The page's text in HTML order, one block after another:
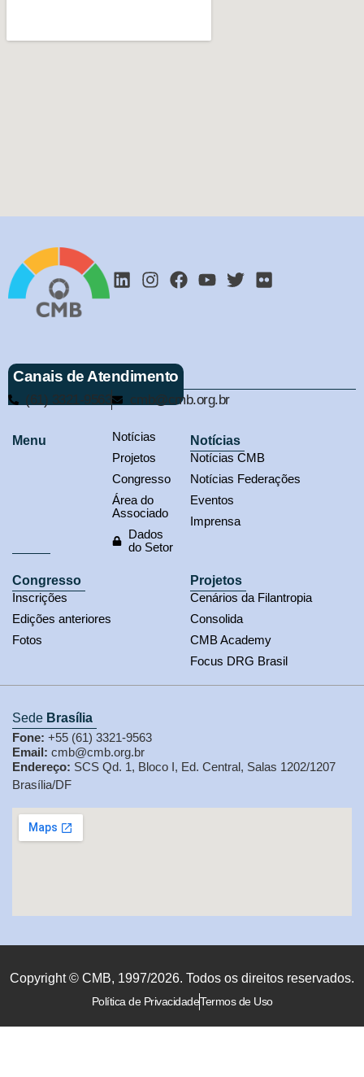
Canais de Atendimento
(61) 3321-9563 cmb@cmb.org.br
Menu
Notícias
Projetos
Congresso
Área do
Associado
Dados
do Setor
Notícias
Notícias CMB
Notícias Federações
Eventos
Imprensa
Congresso
Inscrições
Edições anteriores
Fotos
Projetos
Cenários da Filantropia
Consolida
CMB Academy
Focus DRG Brasil
Sede Brasília
Fone: +55 (61) 3321-9563
Email: cmb@cmb.org.br
Endereço: SCS Qd. 1, Bloco I, Ed. Central, Salas 1202/1207
Brasília/DF
Copyright © CMB, 1997/2026. Todos os direitos reservados.
Política de PrivacidadeTermos de Uso